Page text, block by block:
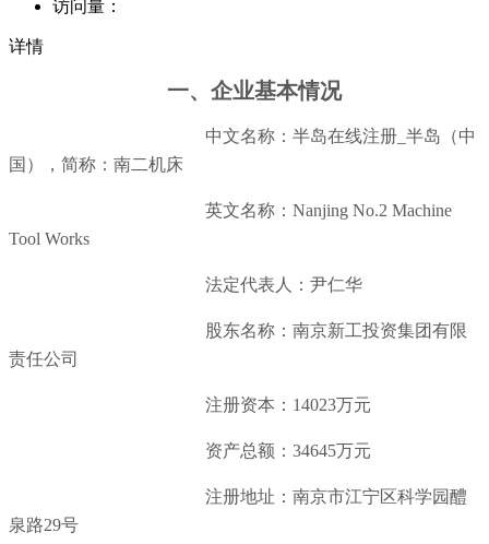
访问量：
详情
一、企业基本情况
中文名称：半岛在线注册_半岛（中
国），简称：南二机床
英文名称：Nanjing No.2 Machine
Tool Works
法定代表人：尹仁华
股东名称：南京新工投资集团有限
责任公司
注册资本：14023万元
资产总额：34645万元
注册地址：南京市江宁区科学园醴
泉路29号